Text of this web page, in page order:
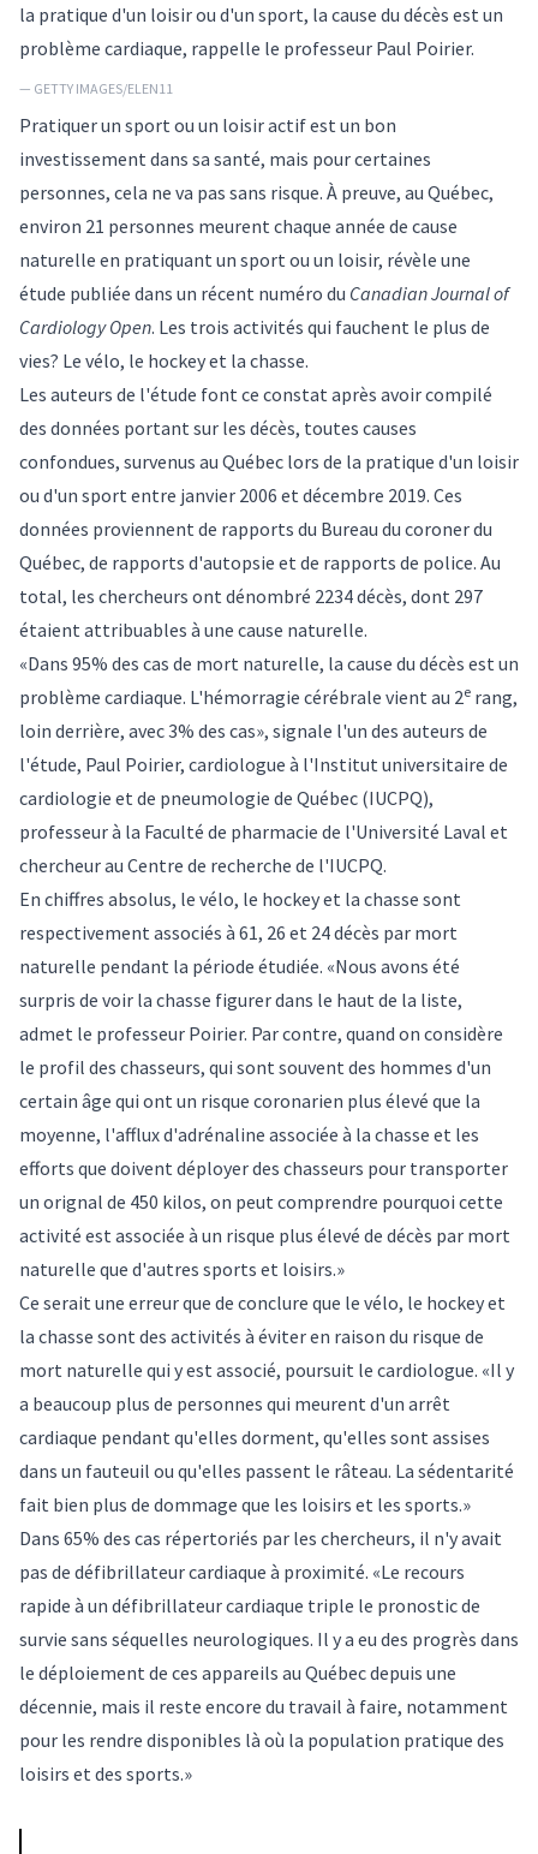
la pratique d'un loisir ou d'un sport, la cause du décès est un
problème cardiaque, rappelle le professeur Paul Poirier.
— GETTY IMAGES/ELEN11
Pratiquer un sport ou un loisir actif est un bon
investissement dans sa santé, mais pour certaines
personnes, cela ne va pas sans risque. À preuve, au Québec,
environ 21 personnes meurent chaque année de cause
naturelle en pratiquant un sport ou un loisir, révèle une
étude publiée dans un récent numéro du Canadian Journal of
Cardiology Open. Les trois activités qui fauchent le plus de
vies? Le vélo, le hockey et la chasse.
Les auteurs de l'étude font ce constat après avoir compilé
des données portant sur les décès, toutes causes
confondues, survenus au Québec lors de la pratique d'un loisir
ou d'un sport entre janvier 2006 et décembre 2019. Ces
données proviennent de rapports du Bureau du coroner du
Québec, de rapports d'autopsie et de rapports de police. Au
total, les chercheurs ont dénombré 2234 décès, dont 297
étaient attribuables à une cause naturelle.
«Dans 95% des cas de mort naturelle, la cause du décès est un
problème cardiaque. L'hémorragie cérébrale vient au 2e rang,
loin derrière, avec 3% des cas», signale l'un des auteurs de
l'étude, Paul Poirier, cardiologue à l'Institut universitaire de
cardiologie et de pneumologie de Québec (IUCPQ),
professeur à la Faculté de pharmacie de l'Université Laval et
chercheur au Centre de recherche de l'IUCPQ.
En chiffres absolus, le vélo, le hockey et la chasse sont
respectivement associés à 61, 26 et 24 décès par mort
naturelle pendant la période étudiée. «Nous avons été
surpris de voir la chasse figurer dans le haut de la liste,
admet le professeur Poirier. Par contre, quand on considère
le profil des chasseurs, qui sont souvent des hommes d'un
certain âge qui ont un risque coronarien plus élevé que la
moyenne, l'afflux d'adrénaline associée à la chasse et les
efforts que doivent déployer des chasseurs pour transporter
un orignal de 450 kilos, on peut comprendre pourquoi cette
activité est associée à un risque plus élevé de décès par mort
naturelle que d'autres sports et loisirs.»
Ce serait une erreur que de conclure que le vélo, le hockey et
la chasse sont des activités à éviter en raison du risque de
mort naturelle qui y est associé, poursuit le cardiologue. «Il y
a beaucoup plus de personnes qui meurent d'un arrêt
cardiaque pendant qu'elles dorment, qu'elles sont assises
dans un fauteuil ou qu'elles passent le râteau. La sédentarité
fait bien plus de dommage que les loisirs et les sports.»
Dans 65% des cas répertoriés par les chercheurs, il n'y avait
pas de défibrillateur cardiaque à proximité. «Le recours
rapide à un défibrillateur cardiaque triple le pronostic de
survie sans séquelles neurologiques. Il y a eu des progrès dans
le déploiement de ces appareils au Québec depuis une
décennie, mais il reste encore du travail à faire, notamment
pour les rendre disponibles là où la population pratique des
loisirs et des sports.»